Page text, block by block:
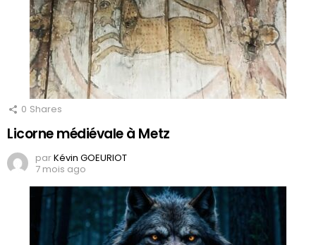
0 Shares
Licorne médiévale à Metz
parKévin GOEURIOT
7 mois ago